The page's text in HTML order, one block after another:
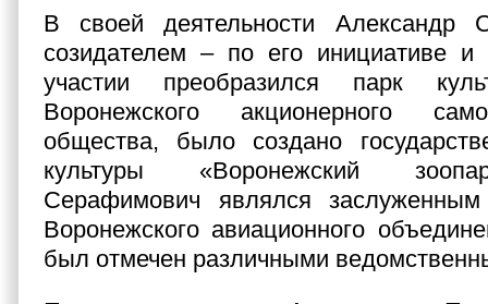
В своей деятельности Александр
созидателем – по его инициативе и
участии преобразился парк
Воронежского акционерного
общества, было создано
культуры «Воронежский
Серафимович являлся
Воронежского авиационного
был отмечен различными